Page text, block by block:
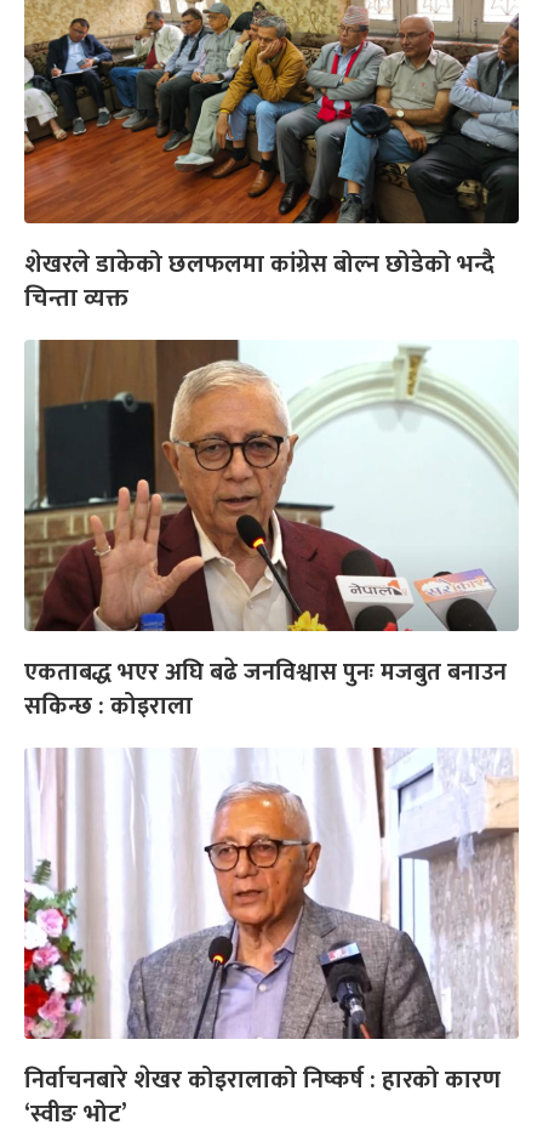
शेखरले डाकेको छलफलमा कांग्रेस बोल्न छोडेको भन्दै
चिन्ता व्यक्त
एकताबद्ध भएर अघि बढे जनविश्वास पुनः मजबुत बनाउन
सकिन्छ : कोइराला
निर्वाचनबारे शेखर कोइरालाको निष्कर्ष : हारको कारण
‘स्वीङ भोट’